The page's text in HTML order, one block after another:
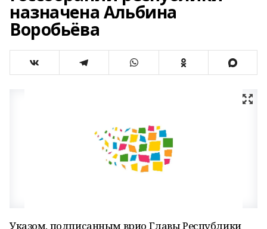
назначена Альбина
Воробьёва
Указом, подписанным врио Главы Республики